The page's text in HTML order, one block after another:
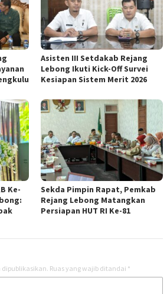
Asisten III Setdakab Rejang
Lebong Ikuti Kick-Off Survei
Kesiapan Sistem Merit 2026
Ke-
Sekda Pimpin Rapat, Pemkab
Rejang Lebong Matangkan
Persiapan HUT RI Ke-81
Ruas yang wajib ditandai *